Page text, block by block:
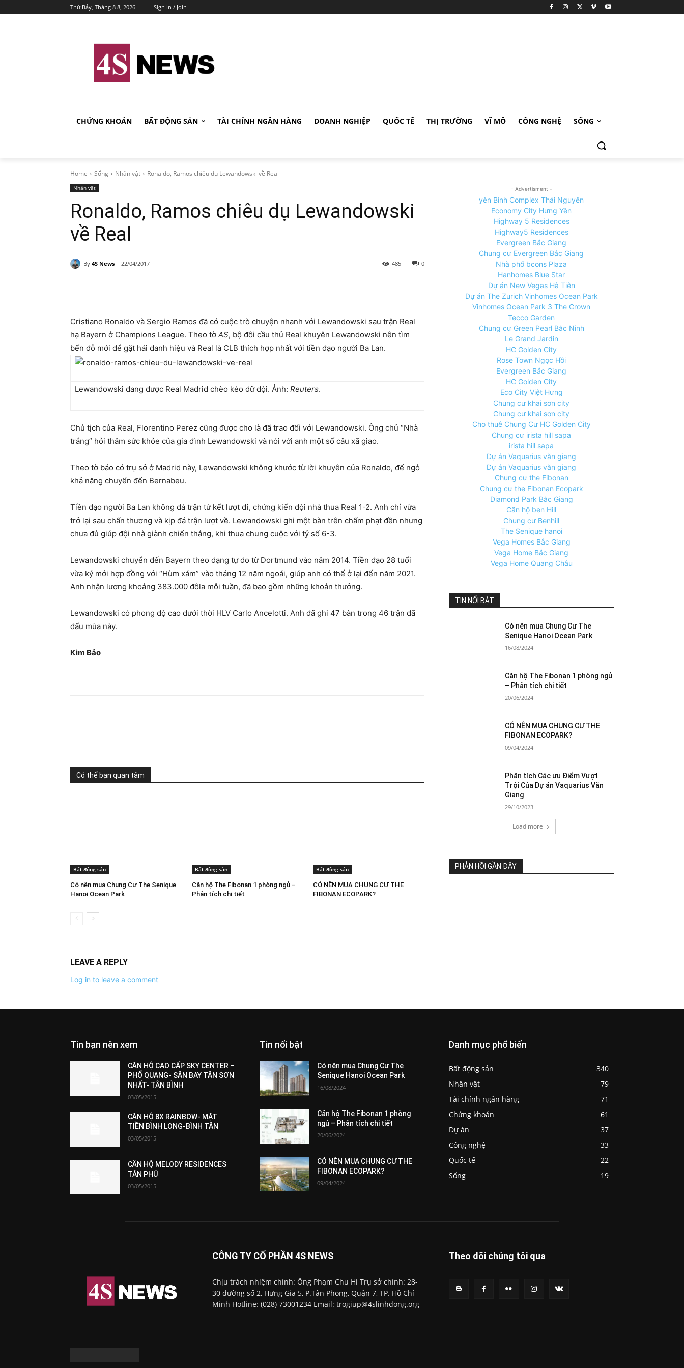
Thứ Bảy, Tháng 8 8, 2026 Sign in / Join
CHỨNG KHOÁN BẤT ĐỘNG SẢN TÀI CHÍNH NGÂN HÀNG DOANH NGHIỆP QUỐC TẾ THỊ TRƯỜNG VĨ MÔ CÔNG NGHỆ SỐNG
Home Sống Nhân vật Ronaldo, Ramos chiêu dụ Lewandowski về Real
Nhân vật
Ronaldo, Ramos chiêu dụ Lewandowski
về Real
By 4S News 22/04/2017 0
485
Cristiano Ronaldo và Sergio Ramos đã có cuộc trò chuyện nhanh với Lewandowski sau trận Real
hạ Bayern ở Champions League. Theo tờ AS, bộ đôi cầu thủ Real khuyên Lewandowski nên tìm
bến đỗ mới để gặt hái danh hiệu và Real là CLB thích hợp nhất với tiền đạo người Ba Lan.
Lewandowski đang được Real Madrid chèo kéo dữ dội. Ảnh: Reuters.
Chủ tịch của Real, Florentino Perez cũng được cho là đã trao đổi với Lewandowski. Ông chủ “Nhà
trắng” hỏi thăm sức khỏe của gia đình Lewandowski và nói với anh một số câu xã giao.
Theo tờ báo có trụ sở ở Madrid này, Lewandowski không khước từ lời khuyên của Ronaldo, để ngỏ
khả năng chuyển đến Bernabeu.
Tiền đạo người Ba Lan không đá trận tứ kết lượt đi, chứng kiến đội nhà thua Real 1-2. Anh chỉ vừa
trở lại sau chấn thương và kịp đá trận lượt về. Lewandowski ghi một bàn trên chấm phạt đền nhưng
chưa đủ giúp đội nhà giành chiến thắng, khi thua chung cuộc với tỷ số 6-3.
Lewandowski chuyển đến Bayern theo dạng tự do từ Dortmund vào năm 2014. Tiền đạo 28 tuổi
vừa ký mới hợp đồng với “Hùm xám” vào tháng 12 năm ngoái, giúp anh có thể ở lại đến năm 2021.
Anh nhận lương khoảng 383.000 đôla mỗi tuần, đã bao gồm những khoản thưởng.
Lewandowski có phong độ cao dưới thời HLV Carlo Ancelotti. Anh đã ghi 47 bàn trong 46 trận đã
đấu mùa này.
Kim Bảo
Có thể bạn quan tâm
Bất động sản
Có nên mua Chung Cư The Senique
Hanoi Ocean Park
Bất động sản
Căn hộ The Fibonan 1 phòng ngủ –
Phân tích chi tiết
Bất động sản
CÓ NÊN MUA CHUNG CƯ THE
FIBONAN ECOPARK?
LEAVE A REPLY
Log in to leave a comment
- Advertisment -
yên Bình Complex Thái Nguyên
Economy City Hưng Yên
Highway 5 Residences
Highway5 Residences
Evergreen Bắc Giang
Chung cư Evergreen Bắc Giang
Nhà phố bcons Plaza
Hanhomes Blue Star
Dự án New Vegas Hà Tiên
Dự án The Zurich Vinhomes Ocean Park
Vinhomes Ocean Park 3 The Crown
Tecco Garden
Chung cư Green Pearl Bắc Ninh
Le Grand Jardin
HC Golden City
Rose Town Ngọc Hồi
Evergreen Bắc Giang
HC Golden City
Eco City Việt Hưng
Chung cư khai sơn city
Chung cư khai sơn city
Cho thuê Chung Cư HC Golden City
Chung cư irista hill sapa
irista hill sapa
Dự án Vaquarius văn giang
Dự án Vaquarius văn giang
Chung cư the Fibonan
Chung cư the Fibonan Ecopark
Diamond Park Bắc Giang
Căn hộ ben Hill
Chung cư Benhill
The Senique hanoi
Vega Homes Bắc Giang
Vega Home Bắc Giang
Vega Home Quang Châu
TIN NỔI BẬT
Có nên mua Chung Cư The
Senique Hanoi Ocean Park
16/08/2024
Căn hộ The Fibonan 1 phòng ngủ
– Phân tích chi tiết
20/06/2024
CÓ NÊN MUA CHUNG CƯ THE
FIBONAN ECOPARK?
09/04/2024
Phân tích Các ưu Điểm Vượt
Trội Của Dự án Vaquarius Văn
Giang
29/10/2023
Load more
PHẢN HỒI GẦN ĐÂY
Tin bạn nên xem
All Featured
CĂN HỘ CAO CẤP SKY CENTER –
PHỔ QUANG- SÂN BAY TÂN SƠN
NHẤT- TÂN BÌNH
03/05/2015
CĂN HỘ 8X RAINBOW- MẶT
TIỀN BÌNH LONG-BÌNH TÂN
03/05/2015
CĂN HỘ MELODY RESIDENCES
TÂN PHÚ
03/05/2015
Tin nổi bật
All Featured
Có nên mua Chung Cư The
Senique Hanoi Ocean Park
16/08/2024
Căn hộ The Fibonan 1 phòng
ngủ – Phân tích chi tiết
20/06/2024
CÓ NÊN MUA CHUNG CƯ THE
FIBONAN ECOPARK?
09/04/2024
Danh mục phổ biến
Bất động sản
340
Nhân vật
79
Tài chính ngân hàng
71
Chứng khoán
61
Dự án
37
Công nghệ
33
Quốc tế
22
Sống
19
CÔNG TY CỔ PHẦN 4S NEWS
Chịu trách nhiệm chính: Ông Phạm Chu Hi Trụ sở chính: 28-
30 đường số 2, Hưng Gia 5, P.Tân Phong, Quận 7, TP. Hồ Chí
Minh Hotline: (028) 73001234 Email: trogiup@4slinhdong.org
Theo dõi chúng tôi qua